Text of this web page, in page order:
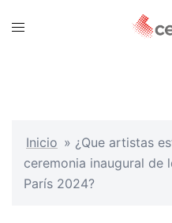
Toggle
Inicio » ¿Que artistas
ceremonia inaugural de
París 2024?